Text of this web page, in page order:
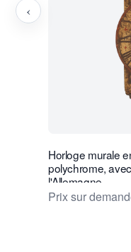
Horloge murale
polychrome,
l'Allemagne.
Prix sur
‹